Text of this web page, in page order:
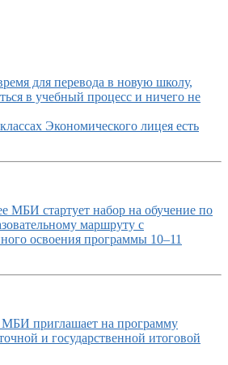
для перевода в новую школу,
в учебный процесс и ничего не
Экономического лицея есть
МБИ стартует набор на обучение по
маршруту с
освоения программы 10–11
приглашает на программу
и государственной итоговой